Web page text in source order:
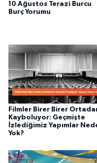
10 Ağustos Terazi Burcu
Burç Yorumu
Filmler Birer Birer
Kayboluyor: Geçmişte
İzlediğimiz Yapımlar
Yok?